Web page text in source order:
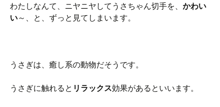
わたしなんて、ニヤニヤしてうさちゃん切手を、 かわい
い～、と、ずっと見てしまいます。
うさぎは、癒し系の動物だそうです。
うさぎに触れると リラックス効果があるといいます。